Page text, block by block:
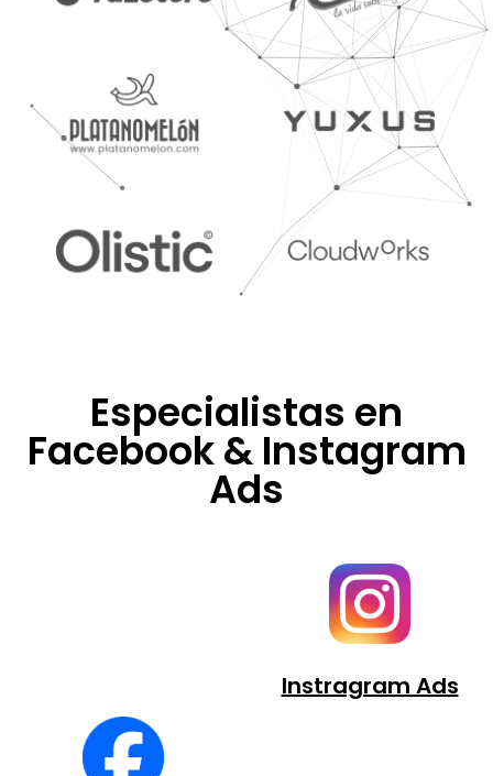
Especialistas en
Facebook & Instagram
Ads
Instragram Ads